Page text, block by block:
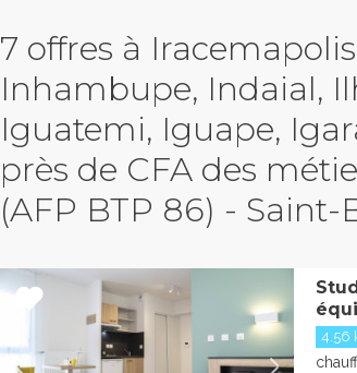
7 offres à
Inhambupe, Indaial,
Iguatemi, Iguape,
près de CFA des
(AFP BTP 86) - Saint-
4.56